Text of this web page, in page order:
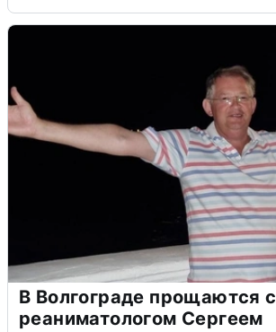
В Волгограде прощаются с
реаниматологом Сергеем